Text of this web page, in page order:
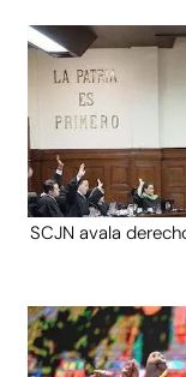
SCJN avala